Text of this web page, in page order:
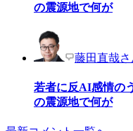
の震源地で何が
藤田直哉
若者に反AI感情の
の震源地で何が